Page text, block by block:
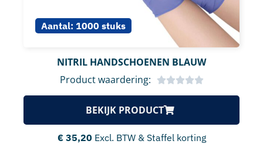
Aantal: 1000 stuks
NITRIL HANDSCHOENEN BLAUW
Product waardering:
BEKIJK PRODUCT
€35,20 Excl. BTW & Staffel korting